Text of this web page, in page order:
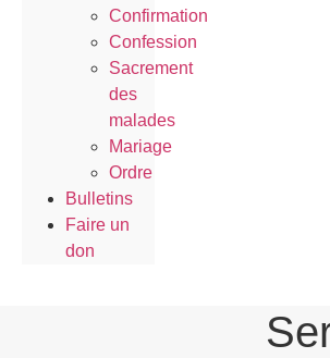
Confirmation
Confession
Sacrement
des
malades
Mariage
Ordre
Bulletins
Faire un
don